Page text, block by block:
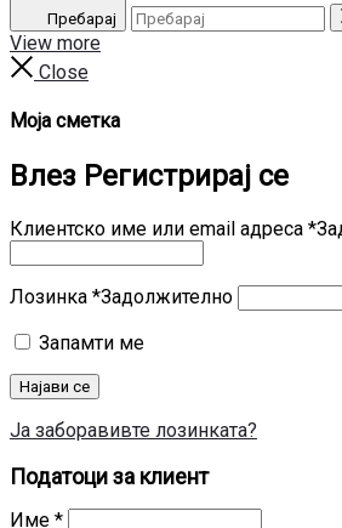
Пребарај
View more
Close
Моја сметка
Влез Регистрирај се
Клиентско име или email адреса *
Лозинка *Задолжително
Запамти ме
Најави се
Ја заборавивте лозинката?
Податоци за клиент
Име *